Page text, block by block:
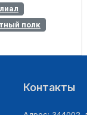
полк
Контакты